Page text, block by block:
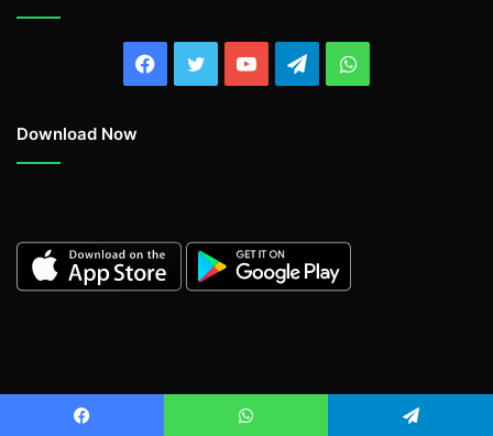
Facebook
TwitterYouTubeTelegramWhatsApp
Download Now